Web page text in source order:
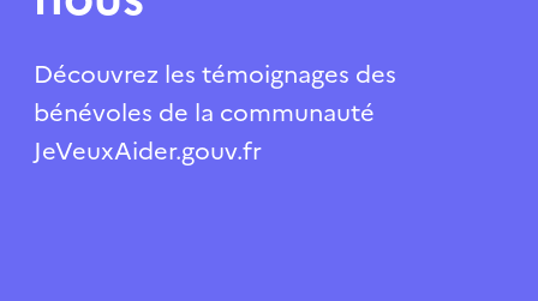
Découvrez les témoignages des
bénévoles de la communauté
JeVeuxAider.gouv.fr